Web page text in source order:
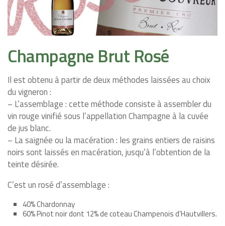
Champagne Brut Rosé
Il est obtenu à partir de deux méthodes laissées au choix
du vigneron :
– L’assemblage : cette méthode consiste à assembler du
vin rouge vinifié sous l’appellation Champagne à la cuvée
de jus blanc.
– La saignée ou la macération : les grains entiers de raisins
noirs sont laissés en macération, jusqu’à l’obtention de la
teinte désirée.
C’est un rosé d’assemblage :
40% Chardonnay
60% Pinot noir dont 12% de coteau Champenois d’Hautvillers.